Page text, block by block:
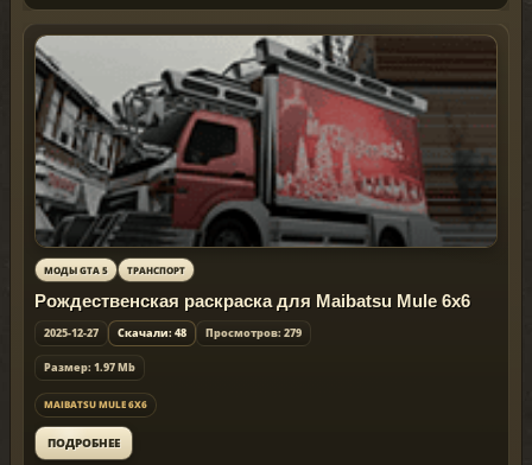
МОДЫ GTA 5 ТРАНСПОРТ
Рождественская раскраска для Maibatsu Mule 6x6
2025-12-27 Скачали: 48 Просмотров: 279
Размер: 1.97 Mb
MAIBATSU MULE 6X6
ПОДРОБНЕЕ